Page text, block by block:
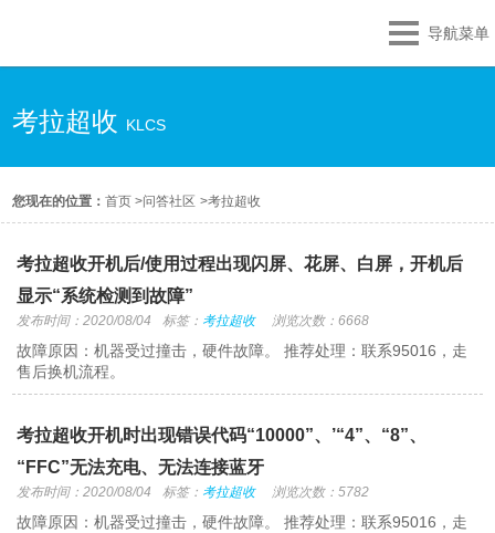
导航菜单
考拉超收 KLCS
您现在的位置：首页 >问答社区 >考拉超收
考拉超收开机后/使用过程出现闪屏、花屏、白屏，开机后
显示“系统检测到故障”
发布时间：2020/08/04 标签： 考拉超收 浏览次数：6668
故障原因：机器受过撞击，硬件故障。 推荐处理：联系95016，走
售后换机流程。
考拉超收开机时出现错误代码“10000”、’“4”、“8”、
“FFC”无法充电、无法连接蓝牙
发布时间：2020/08/04 标签： 考拉超收 浏览次数：5782
故障原因：机器受过撞击，硬件故障。 推荐处理：联系95016，走